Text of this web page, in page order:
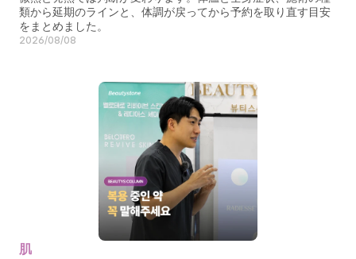
類から延期のラインと、体調が戻ってから予約を取り直す目安
をまとめました。
2026/08/08
肌